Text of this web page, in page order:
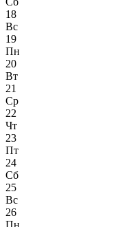
18
Вс
19
Пн
20
Вт
21
Ср
22
Чт
23
Пт
24
Сб
25
Вс
26
Пн